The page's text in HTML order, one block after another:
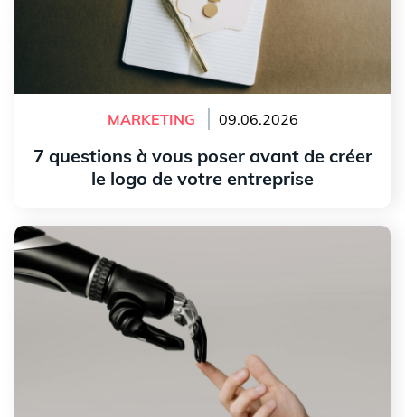
MARKETING 09.06.2026
7 questions à vous poser avant de créer
le logo de votre entreprise
Créer un logo avec l'IA: une bonne idée?